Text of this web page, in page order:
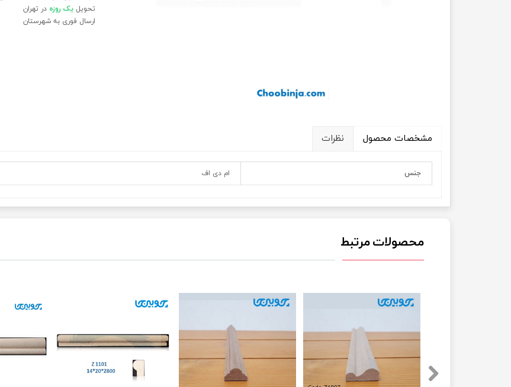
تحویل یک روزه در تهران
ارسال فوری به شهرستان
مشخصات محصول نظرات
جنس ام دی اف
محصولات مرتبط